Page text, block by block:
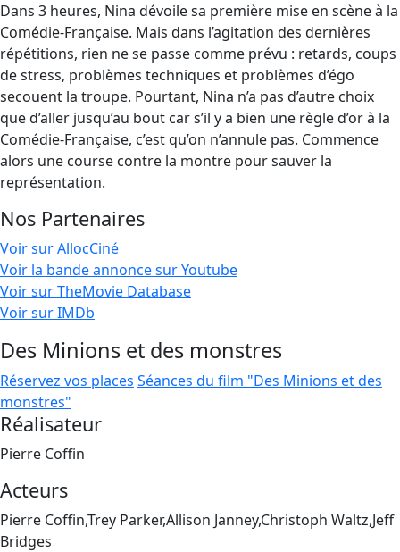
Dans 3 heures, Nina dévoile sa première mise en scène à la
Comédie-Française. Mais dans l’agitation des dernières
répétitions, rien ne se passe comme prévu : retards, coups
de stress, problèmes techniques et problèmes d’égo
secouent la troupe. Pourtant, Nina n’a pas d’autre choix
que d’aller jusqu’au bout car s’il y a bien une règle d’or à la
Comédie-Française, c’est qu’on n’annule pas. Commence
alors une course contre la montre pour sauver la
représentation.
Nos Partenaires
Voir sur AllocCiné
Voir la bande annonce sur Youtube
Voir sur TheMovie Database
Voir sur IMDb
Des Minions et des monstres
Réservez vos places Séances du film "Des Minions et des
monstres"
Réalisateur
Pierre Coffin
Acteurs
Pierre Coffin,Trey Parker,Allison Janney,Christoph Waltz,Jeff
Bridges